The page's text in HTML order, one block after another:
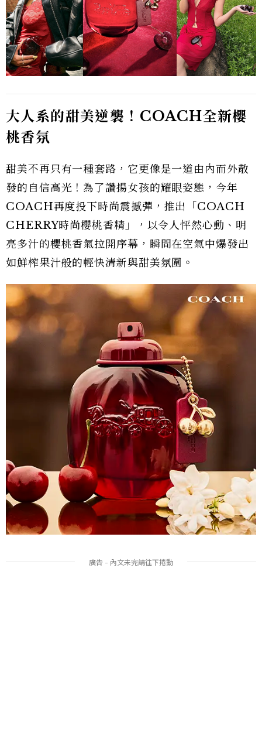
大人系的甜美逆襲！COACH全新櫻
桃香氛
甜美不再只有一種套路，它更像是一道由內而外散
發的自信高光！為了讚揚女孩的耀眼姿態，今年
COACH再度投下時尚震撼彈，推出「COACH
CHERRY時尚櫻桃香精」，以令人怦然心動、明
亮多汁的櫻桃香氣拉開序幕，瞬間在空氣中爆發出
如鮮榨果汁般的輕快清新與甜美氛圍。